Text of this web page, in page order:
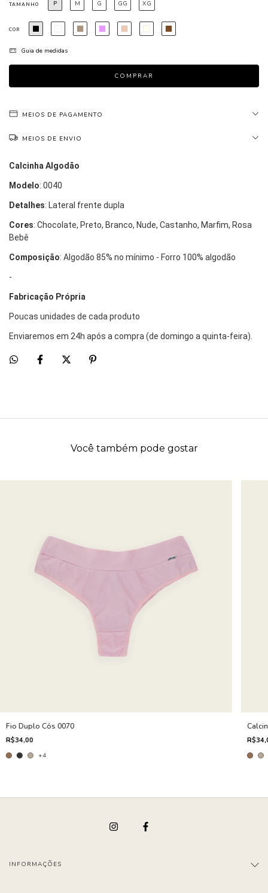
TAMANHO P M G GG XG
COR
Guia de medidas
MEIOS DE PAGAMENTO
MEIOS DE ENVIO
Calcinha Algodão
Modelo: 0040
Detalhes: Lateral frente dupla
Cores: Chocolate, Preto, Branco, Nude, Castanho, Marfim, Rosa
Bebê
Composição: Algodão 85% no mínimo - Forro 100% algodão
-
Fabricação Própria
Poucas unidades de cada produto
Enviaremos em 24h após a compra (de domingo a quinta-feira).
Você também pode gostar
Fio Duplo Cós 0070
R$34,00
+4
INFORMAÇÕES